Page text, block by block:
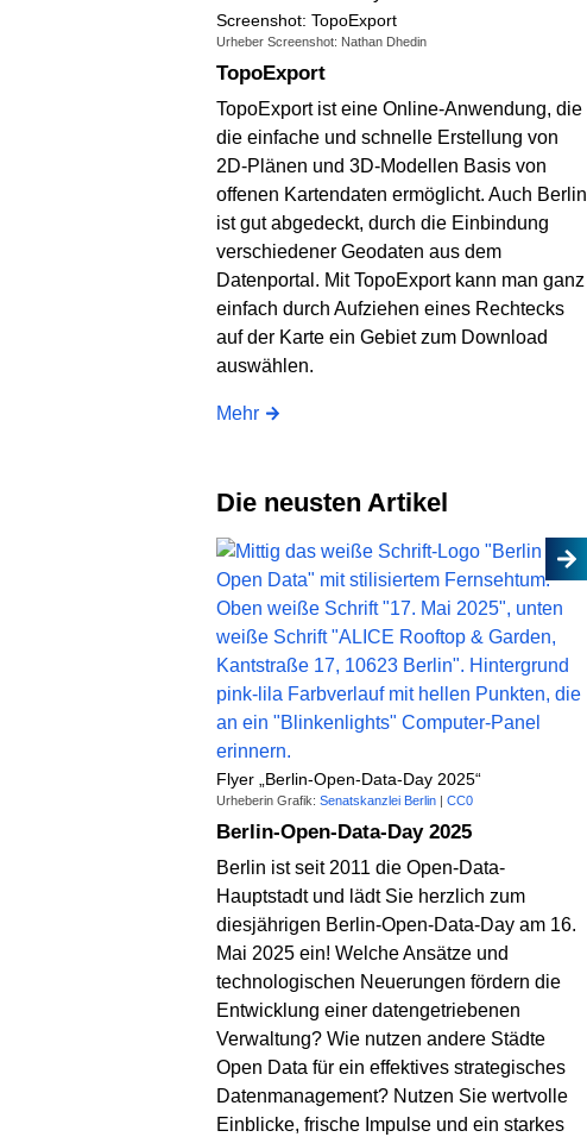
Screenshot: TopoExport
Urheber Screenshot: Nathan Dhedin
TopoExport
TopoExport ist eine Online-Anwendung, die
die einfache und schnelle Erstellung von
2D-Plänen und 3D-Modellen Basis von
offenen Kartendaten ermöglicht. Auch Berlin
ist gut abgedeckt, durch die Einbindung
verschiedener Geodaten aus dem
Datenportal. Mit TopoExport kann man ganz
einfach durch Aufziehen eines Rechtecks
auf der Karte ein Gebiet zum Download
auswählen.
Mehr
Die neusten Artikel
Flyer „Berlin-Open-Data-Day 2025“
Urheberin Grafik: Senatskanzlei Berlin | CC0
Berlin-Open-Data-Day 2025
Berlin ist seit 2011 die Open-Data-
Hauptstadt und lädt Sie herzlich zum
diesjährigen Berlin-Open-Data-Day am 16.
Mai 2025 ein! Welche Ansätze und
technologischen Neuerungen fördern die
Entwicklung einer datengetriebenen
Verwaltung? Wie nutzen andere Städte
Open Data für ein effektives strategisches
Datenmanagement? Nutzen Sie wertvolle
Einblicke, frische Impulse und ein starkes